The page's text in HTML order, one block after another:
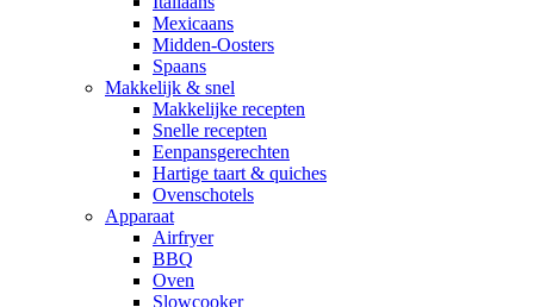
Mexicaans
Midden-Oosters
Spaans
Makkelijk & snel
Makkelijke recepten
Snelle recepten
Eenpansgerechten
Hartige taart & quiches
Ovenschotels
Apparaat
Airfryer
BBQ
Oven
Slowcooker